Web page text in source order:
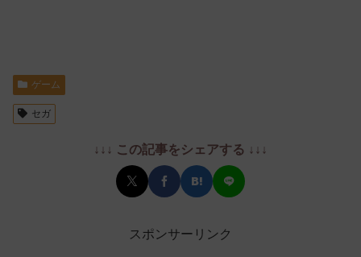
ゲーム
セガ
↓↓↓ この記事をシェアする ↓↓↓
スポンサーリンク